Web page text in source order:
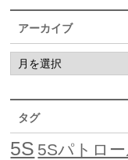
アーカイブ
タグ
5S 5Sパトロ